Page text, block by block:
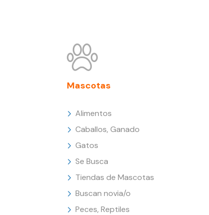
Mascotas
Alimentos
Caballos, Ganado
Gatos
Se Busca
Tiendas de Mascotas
Buscan novia/o
Peces, Reptiles